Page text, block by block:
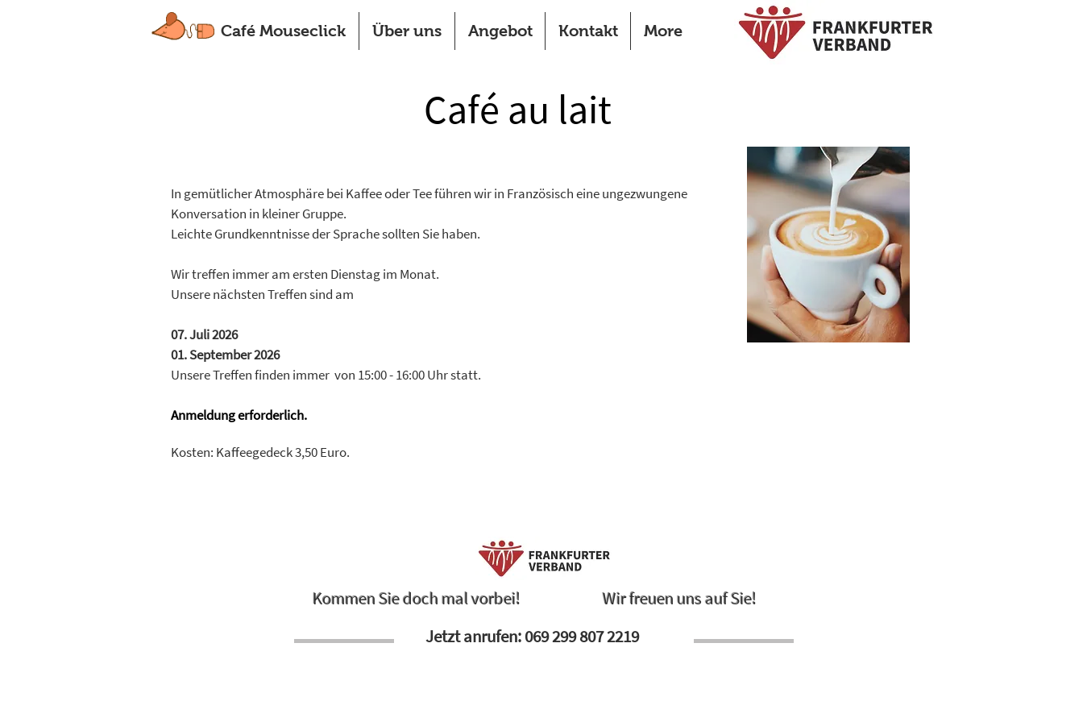
Café Mouseclick Über uns Angebot Kontakt More
Café au lait
In gemütlicher Atmosphäre bei Kaffee oder Tee führen wir in Französisch eine ungezwungene
Konversation in kleiner Gruppe.
Leichte Grundkenntnisse der Sprache sollten Sie haben.
Wir treffen immer am ersten Dienstag im Monat.
Unsere nächsten Treffen sind am
07. Juli 2026
​01. September 2026
Unsere Treffen finden immer von 15:00 - 16:00 Uhr statt.
Anmeldung erforderlich.
​Kosten: Kaffeegedeck 3,50 Euro.
Wir freuen uns auf Sie!
Kommen Sie doch mal vorbei!
Jetzt anrufen: 069 299 807 2219